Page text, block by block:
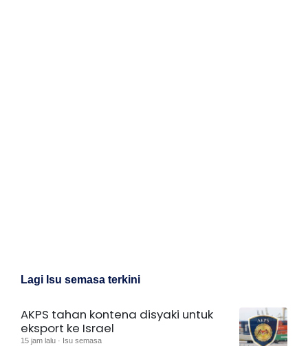
Lagi Isu semasa terkini
AKPS tahan kontena disyaki untuk
eksport ke Israel
15 jam lalu · Isu semasa